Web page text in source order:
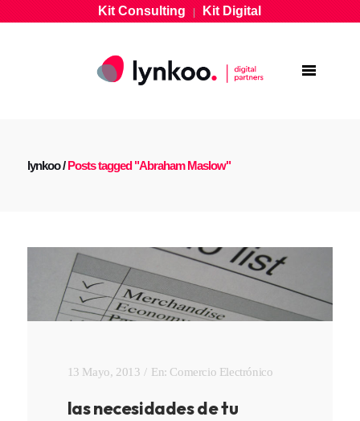
Kit Consulting|Kit Digital
lynkoo/Posts tagged "Abraham Maslow"
13 Mayo, 2013 En: Comercio Electrónico
las necesidades de tu